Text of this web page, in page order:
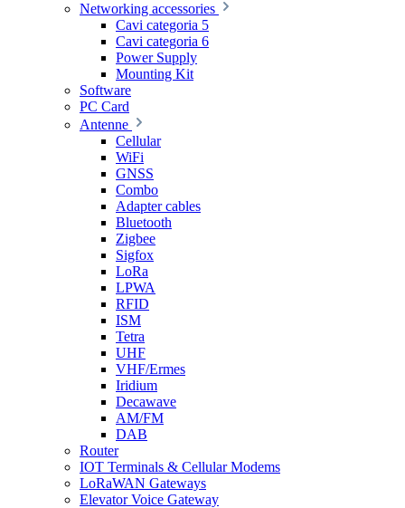
Networking accessories
Cavi categoria 5
Cavi categoria 6
Power Supply
Mounting Kit
Software
PC Card
Antenne
Cellular
WiFi
GNSS
Combo
Adapter cables
Bluetooth
Zigbee
Sigfox
LoRa
LPWA
RFID
ISM
Tetra
UHF
VHF/Ermes
Iridium
Decawave
AM/FM
DAB
Router
IOT Terminals & Cellular Modems
LoRaWAN Gateways
Elevator Voice Gateway